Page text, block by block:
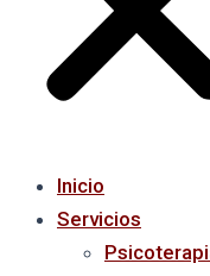
Inicio
Servicios